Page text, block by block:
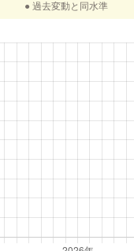
● 過去変動と同水準